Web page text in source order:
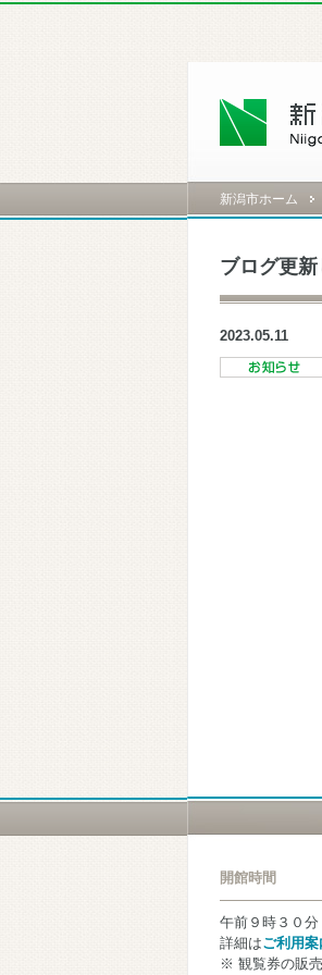
新潟市ホーム
ブログ更
2023.05.11
開館時間
午前９時３０
詳細はご利用案
※ 観覧券の販